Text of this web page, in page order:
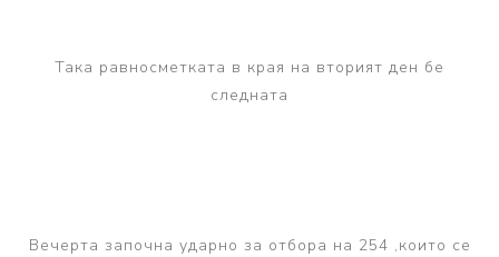
Така равносметката в края на вторият ден бе
следната
Вечерта започна ударно за отбора на 254 ,които се